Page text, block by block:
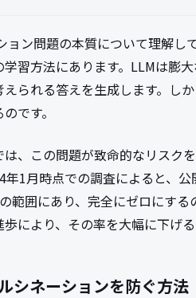
ョン問題の本質について理解し
習方法にあります。LLMは膨
られる答えを生成します。し
です。
、この問題が致命的なリスク
年1月時点での調査によると、
範囲にあり、完全にゼロにする
により、その率を大幅に下げる
シネーションを防ぐ方法